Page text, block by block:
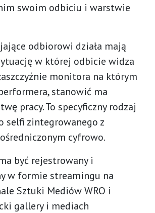
swoim odbiciu i warstwie
odbiorowi działa mają
w której odbicie widza
monitora na którym
stanowić ma
pracy. To specyficzny rodzaj
selfi zintegrowanego z
cyfrowo.
być rejestrowany i
w formie streamingu na
Sztuki Mediów WRO i
gallery i mediach